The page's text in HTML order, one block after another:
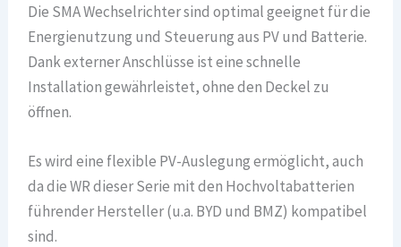
Die SMA Wechselrichter sind optimal geeignet für die
Energienutzung und Steuerung aus PV und Batterie.
Dank externer Anschlüsse ist eine schnelle
Installation gewährleistet, ohne den Deckel zu
öffnen.
Es wird eine flexible PV-Auslegung ermöglicht, auch
da die WR dieser Serie mit den Hochvoltabatterien
führender Hersteller (u.a. BYD und BMZ) kompatibel
sind.